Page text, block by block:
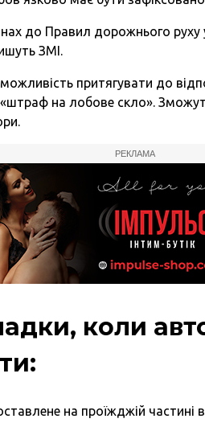
до Правил дорожнього
ЗМІ.
притягувати до
на лобове скло».
РЕКЛАМА
коли
на проїжджій частині в